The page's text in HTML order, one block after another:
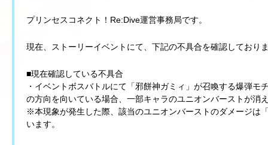
プリンセスコネクト！Re:Dive運営事務局です。
現在、ストーリーイベントにて、下記の不具合を確認しており
■現在確認している不具合
・イベントボスバトルにて「邪餅神ガミィ」が召喚する爆弾
の方向を向いている場合、一部キャラのユニオンバーストが消
※本現象が発生した際、該当のユニオンバーストのダメージは
います。